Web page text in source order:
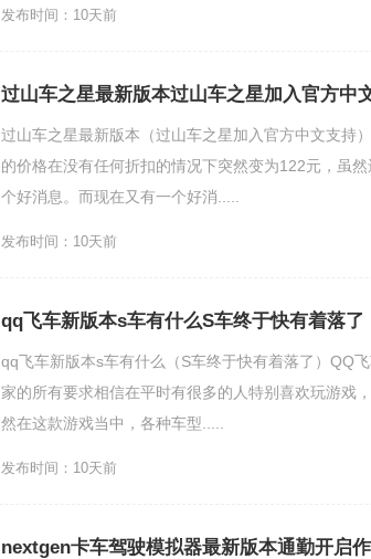
发布时间：10天前
过山车之星最新版本过山车之星加入官方中
过山车之星最新版本（过山车之星加入官方中文支持
的价格在没有任何折扣的情况下突然变为122元，虽
个好消息。而现在又有一个好消.....
发布时间：10天前
qq飞车新版本s车有什么S车终于快有着落了
qq飞车新版本s车有什么（S车终于快有着落了）QQ
家的所有要求相信在平时有很多的人特别喜欢玩游戏
然在这款游戏当中，各种车型.....
发布时间：10天前
nextgen卡车驾驶模拟器最新版本通勤开启